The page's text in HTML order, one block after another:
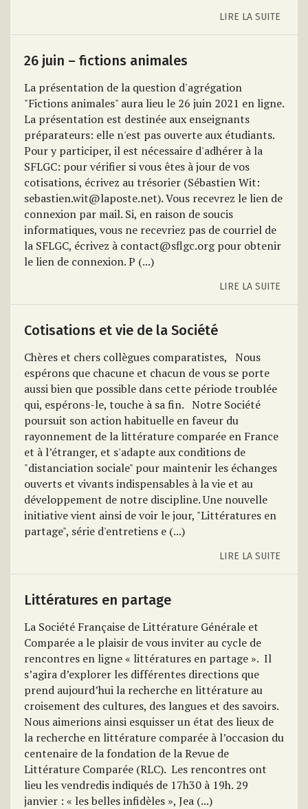
LIRE LA SUITE
26 juin – fictions animales
La présentation de la question d'agrégation
"Fictions animales" aura lieu le 26 juin 2021 en ligne.
La présentation est destinée aux enseignants
préparateurs: elle n'est pas ouverte aux étudiants.
Pour y participer, il est nécessaire d'adhérer à la
SFLGC: pour vérifier si vous êtes à jour de vos
cotisations, écrivez au trésorier (Sébastien Wit:
sebastien.wit@laposte.net). Vous recevrez le lien de
connexion par mail. Si, en raison de soucis
informatiques, vous ne recevriez pas de courriel de
la SFLGC, écrivez à contact@sflgc.org pour obtenir
le lien de connexion. P (...)
LIRE LA SUITE
Cotisations et vie de la Société
Chères et chers collègues comparatistes, Nous
espérons que chacune et chacun de vous se porte
aussi bien que possible dans cette période troublée
qui, espérons-le, touche à sa fin. Notre Société
poursuit son action habituelle en faveur du
rayonnement de la littérature comparée en France
et à l’étranger, et s'adapte aux conditions de
"distanciation sociale" pour maintenir les échanges
ouverts et vivants indispensables à la vie et au
développement de notre discipline. Une nouvelle
initiative vient ainsi de voir le jour, "Littératures en
partage", série d'entretiens e (...)
LIRE LA SUITE
Littératures en partage
La Société Française de Littérature Générale et
Comparée a le plaisir de vous inviter au cycle de
rencontres en ligne « littératures en partage ». Il
s’agira d’explorer les différentes directions que
prend aujourd’hui la recherche en littérature au
croisement des cultures, des langues et des savoirs.
Nous aimerions ainsi esquisser un état des lieux de
la recherche en littérature comparée à l’occasion du
centenaire de la fondation de la Revue de
Littérature Comparée (RLC). Les rencontres ont
lieu les vendredis indiqués de 17h30 à 19h. 29
janvier : « les belles infidèles », Jea (...)